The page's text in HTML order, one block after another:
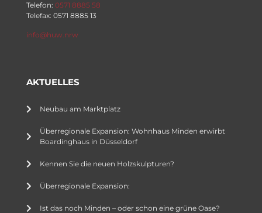
Telefon: 0571 8885 58
Telefax: 0571 8885 13
info@huw.nrw
AKTUELLES
Neubau am Marktplatz
Überregionale Expansion: Wohnhaus Minden erwirbt
Boardinghaus in Düsseldorf
Kennen Sie die neuen Holzskulpturen?
Überregionale Expansion:
Ist das noch Minden – oder schon eine grüne Oase?